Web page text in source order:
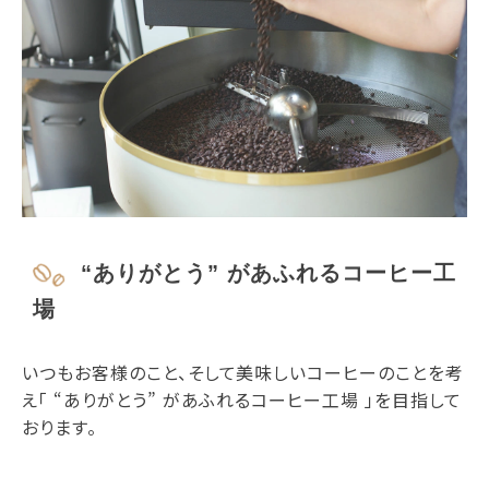
“ありがとう” があふれるコーヒー工
場
いつもお客様のこと、そして美味しいコーヒーのことを考
え「 “ありがとう” があふれるコーヒー工場 」を目指して
おります。